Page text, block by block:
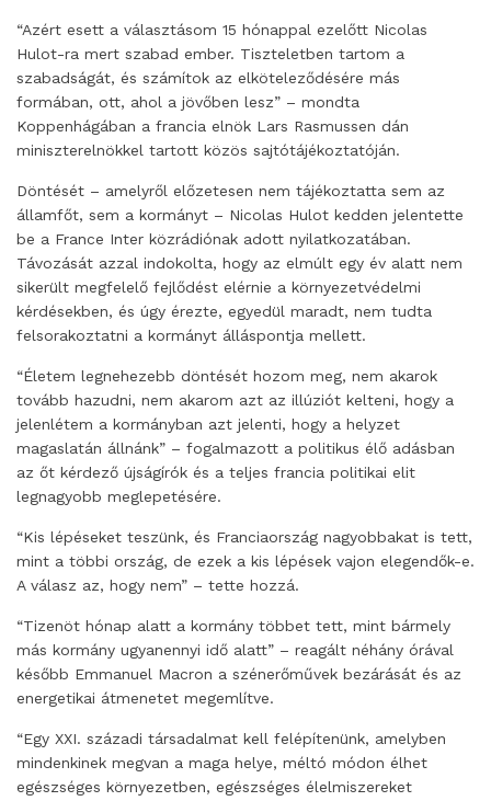
“Azért esett a választásom 15 hónappal ezelőtt Nicolas
Hulot-ra mert szabad ember. Tiszteletben tartom a
szabadságát, és számítok az elköteleződésére más
formában, ott, ahol a jövőben lesz” – mondta
Koppenhágában a francia elnök Lars Rasmussen dán
miniszterelnökkel tartott közös sajtótájékoztatóján.
Döntését – amelyről előzetesen nem tájékoztatta sem az
államfőt, sem a kormányt – Nicolas Hulot kedden jelentette
be a France Inter közrádiónak adott nyilatkozatában.
Távozását azzal indokolta, hogy az elmúlt egy év alatt nem
sikerült megfelelő fejlődést elérnie a környezetvédelmi
kérdésekben, és úgy érezte, egyedül maradt, nem tudta
felsorakoztatni a kormányt álláspontja mellett.
“Életem legnehezebb döntését hozom meg, nem akarok
tovább hazudni, nem akarom azt az illúziót kelteni, hogy a
jelenlétem a kormányban azt jelenti, hogy a helyzet
magaslatán állnánk” – fogalmazott a politikus élő adásban
az őt kérdező újságírók és a teljes francia politikai elit
legnagyobb meglepetésére.
“Kis lépéseket teszünk, és Franciaország nagyobbakat is tett,
mint a többi ország, de ezek a kis lépések vajon elegendők-e.
A válasz az, hogy nem” – tette hozzá.
“Tizenöt hónap alatt a kormány többet tett, mint bármely
más kormány ugyanennyi idő alatt” – reagált néhány órával
később Emmanuel Macron a szénerőművek bezárását és az
energetikai átmenetet megemlítve.
“Egy XXI. századi társadalmat kell felépítenünk, amelyben
mindenkinek megvan a maga helye, méltó módon élhet
egészséges környezetben, egészséges élelmiszereket